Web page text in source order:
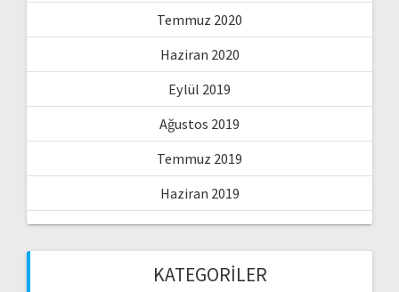
Temmuz 2020
Haziran 2020
Eylül 2019
Ağustos 2019
Temmuz 2019
Haziran 2019
KATEGORILER